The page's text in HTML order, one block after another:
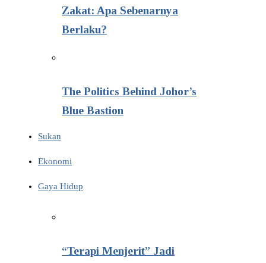
Zakat: Apa Sebenarnya
Berlaku?
The Politics Behind Johor’s
Blue Bastion
Sukan
Ekonomi
Gaya Hidup
“Terapi Menjerit” Jadi